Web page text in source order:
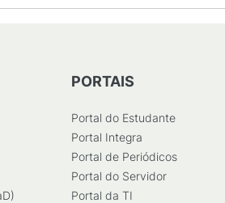
PORTAIS
Portal do Estudante
Portal Integra
Portal de Periódicos
Portal do Servidor
Portal da TI